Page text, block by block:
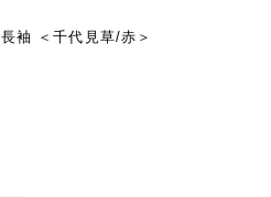
袖 ＜千代見草/赤＞